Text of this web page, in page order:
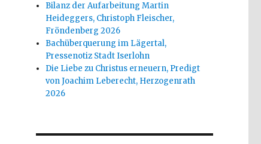
Bilanz der Aufarbeitung Martin
Heideggers, Christoph Fleischer,
Fröndenberg 2026
Bachüberquerung im Lägertal,
Pressenotiz Stadt Iserlohn
Die Liebe zu Christus erneuern, Predigt
von Joachim Leberecht, Herzogenrath
2026